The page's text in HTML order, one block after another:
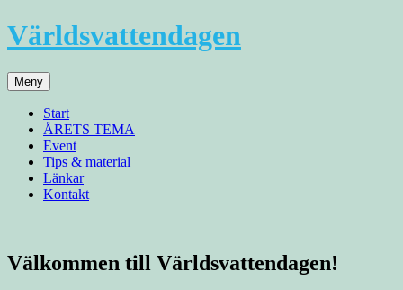
Hoppa
till
Världsvattendagen
Meny
Start
ÅRETS TEMA
Event
Tips & material
Länkar
Kontakt
Välkommen till Världsvattendagen!